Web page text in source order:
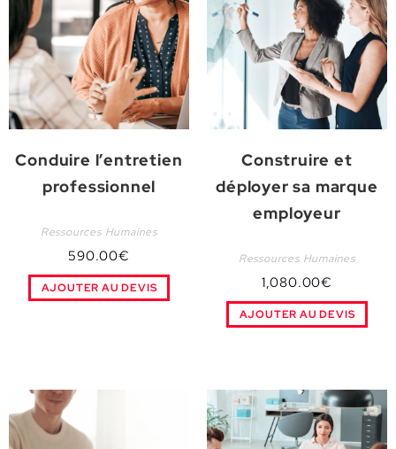
Conduire l’entretien
professionnel
Ressources Humaines
590.00€
AJOUTER AU DEVIS
Construire et
déployer sa marque
employeur
Ressources Humaines
1,080.00€
AJOUTER AU DEVIS